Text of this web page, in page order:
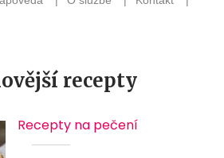
recepty
Recepty na pečení